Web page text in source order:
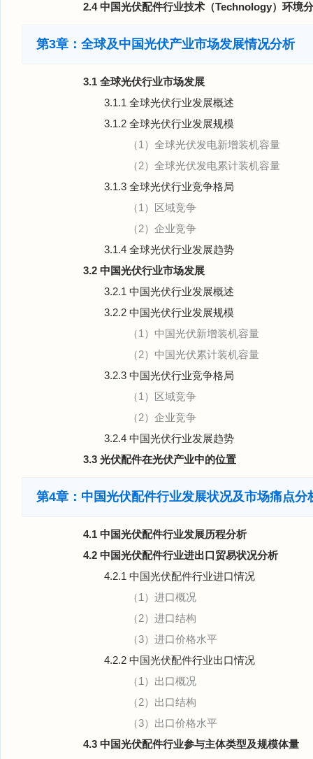
2.4 中国光伏配件行业技术（Technology）环境
第3章：全球及中国光伏产业市场发展情况分析
3.1 全球光伏行业市场发展
3.1.1 全球光伏行业发展概述
3.1.2 全球光伏行业发展规模
（1）全球光伏发电新增装机容量
（2）全球光伏发电累计装机容量
3.1.3 全球光伏行业竞争格局
（1）区域竞争
（2）企业竞争
3.1.4 全球光伏行业发展趋势
3.2 中国光伏行业市场发展
3.2.1 中国光伏行业发展概述
3.2.2 中国光伏行业发展规模
（1）中国光伏新增装机容量
（2）中国光伏累计装机容量
3.2.3 中国光伏行业竞争格局
（1）区域竞争
（2）企业竞争
3.2.4 中国光伏行业发展趋势
3.3 光伏配件在光伏产业中的位置
第4章：中国光伏配件行业发展状况及市场痛点分
4.1 中国光伏配件行业发展历程分析
4.2 中国光伏配件行业进出口贸易状况分析
4.2.1 中国光伏配件行业进口情况
（1）进口概况
（2）进口结构
（3）进口价格水平
4.2.2 中国光伏配件行业出口情况
（1）出口概况
（2）出口结构
（3）出口价格水平
4.3 中国光伏配件行业参与主体类型及规模体量